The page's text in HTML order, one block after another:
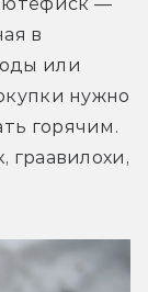
в
или
нужно
горячим.
граавилохи,